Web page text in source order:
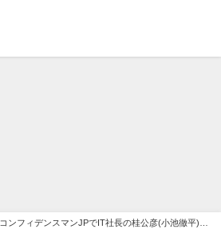
コンフィデンスマンJPでIT社長の桂公彦(小池徹平)の